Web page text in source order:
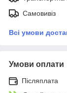
Самовивіз
Всі умови
Умови оплати
Післяплата